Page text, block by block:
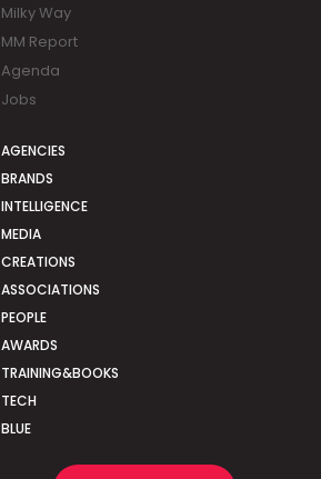
Milky Way
MM Report
Agenda
Jobs
AGENCIES
BRANDS
INTELLIGENCE
MEDIA
CREATIONS
ASSOCIATIONS
PEOPLE
AWARDS
TRAINING&BOOKS
TECH
BLUE